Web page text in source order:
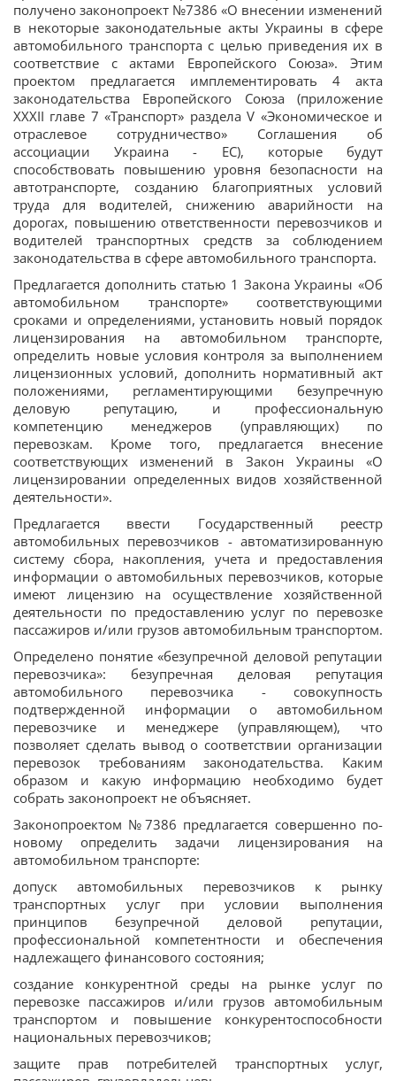
получено законопроект №7386 «О внесении изменений
в некоторые законодательные акты Украины в сфере
автомобильного транспорта с целью приведения их в
соответствие с актами Европейского Союза». Этим
проектом предлагается имплементировать 4 акта
законодательства Европейского Союза (приложение
XXXII главе 7 «Транспорт» раздела V «Экономическое и
отраслевое сотрудничество» Соглашения об
ассоциации Украина - ЕС), которые будут
способствовать повышению уровня безопасности на
автотранспорте, созданию благоприятных условий
труда для водителей, снижению аварийности на
дорогах, повышению ответственности перевозчиков и
водителей транспортных средств за соблюдением
законодательства в сфере автомобильного транспорта.
Предлагается дополнить статью 1 Закона Украины «Об
автомобильном транспорте» соответствующими
сроками и определениями, установить новый порядок
лицензирования на автомобильном транспорте,
определить новые условия контроля за выполнением
лицензионных условий, дополнить нормативный акт
положениями, регламентирующими безупречную
деловую репутацию, и профессиональную
компетенцию менеджеров (управляющих) по
перевозкам. Кроме того, предлагается внесение
соответствующих изменений в Закон Украины «О
лицензировании определенных видов хозяйственной
деятельности».
Предлагается ввести Государственный реестр
автомобильных перевозчиков - автоматизированную
систему сбора, накопления, учета и предоставления
информации о автомобильных перевозчиков, которые
имеют лицензию на осуществление хозяйственной
деятельности по предоставлению услуг по перевозке
пассажиров и/или грузов автомобильным транспортом.
Определено понятие «безупречной деловой репутации
перевозчика»: безупречная деловая репутация
автомобильного перевозчика - совокупность
подтвержденной информации о автомобильном
перевозчике и менеджере (управляющем), что
позволяет сделать вывод о соответствии организации
перевозок требованиям законодательства. Каким
образом и какую информацию необходимо будет
собрать законопроект не объясняет.
Законопроектом №7386 предлагается совершенно по-
новому определить задачи лицензирования на
автомобильном транспорте:
допуск автомобильных перевозчиков к рынку
транспортных услуг при условии выполнения
принципов безупречной деловой репутации,
профессиональной компетентности и обеспечения
надлежащего финансового состояния;
создание конкурентной среды на рынке услуг по
перевозке пассажиров и/или грузов автомобильным
транспортом и повышение конкурентоспособности
национальных перевозчиков;
защите прав потребителей транспортных услуг,